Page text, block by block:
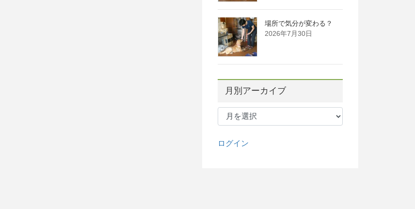
場所で気分が変わる？
2026年7月30日
月別アーカイブ
月
ー
ログイン